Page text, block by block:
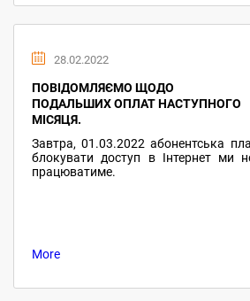
28.02.2022
ПОВІДОМЛЯЄМО ЩОДО
ПОДАЛЬШИХ ОПЛАТ НАСТУПНОГО
МІСЯЦЯ.
Завтра, 01.03.2022 абонентська
блокувати доступ в Інтернет ми
працюватиме.
More